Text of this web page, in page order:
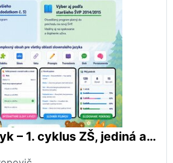
Slovenský jazyk – 1. cyklus ZŠ, jediná aplikácia, ktorá rieši prechod škôl na nový ŠVP 2026/2027!